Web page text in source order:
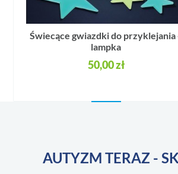
Świecące gwiazdki do przyklejania
lampka
50,00 zł
AUTYZM TERAZ -